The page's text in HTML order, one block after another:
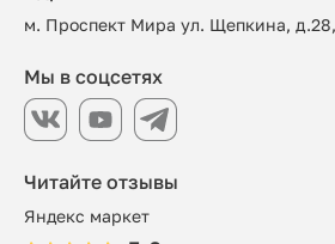
Читайте отзывы
Яндекс маркет
м. Проспект Мира ул. Щепкина,
Мы в соцсетях